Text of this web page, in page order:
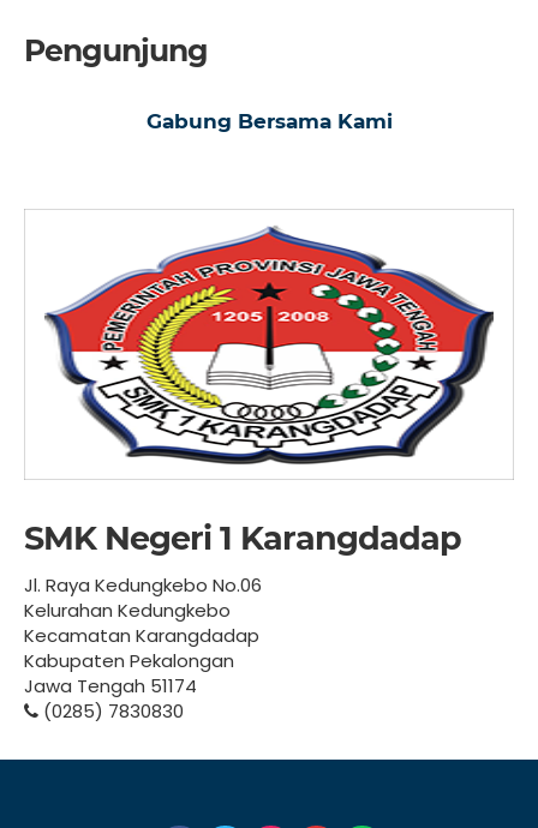
Pengunjung
Gabung Bersama Kami
SMK Negeri 1 Karangdadap
Jl. Raya Kedungkebo No.06
Kelurahan Kedungkebo
Kecamatan Karangdadap
Kabupaten Pekalongan
Jawa Tengah 51174
(0285) 7830830